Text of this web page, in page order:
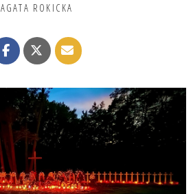
AGATA ROKICKA